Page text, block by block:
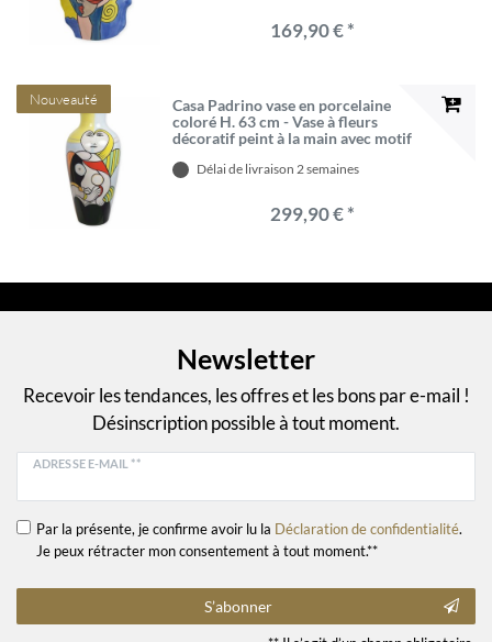
169,90 € *
Nouveauté
Casa Padrino vase en porcelaine
coloré H. 63 cm - Vase à fleurs
décoratif peint à la main avec motif
Délai de livraison 2 semaines
299,90 € *
Newsletter
Recevoir les tendances, les offres et les bons par e-mail !
Désinscription possible à tout moment.
ADRESSE E-MAIL **
Par la présente, je confirme avoir lu la Déclaration de confidentialité.
Je peux rétracter mon consentement à tout moment.**
S’abonner